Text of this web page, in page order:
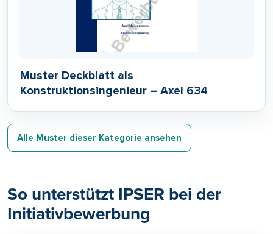
Muster Deckblatt als
Konstruktionsingenieur – Axel 634
Alle Muster dieser Kategorie ansehen
So unterstützt IPSER bei der
Initiativbewerbung